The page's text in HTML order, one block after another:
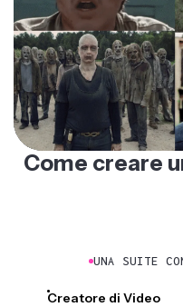
Come creare
UNA SUITE
Creatore di Video